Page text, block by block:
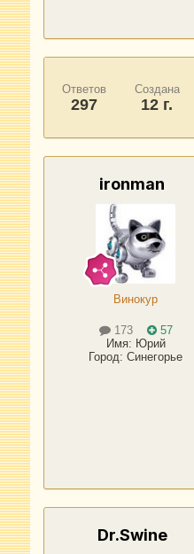
Ответов
297
Создана
12 г.
ironman
Винокур
173
57
Имя: Юрий
Город:Синегорье
Dr.Swine